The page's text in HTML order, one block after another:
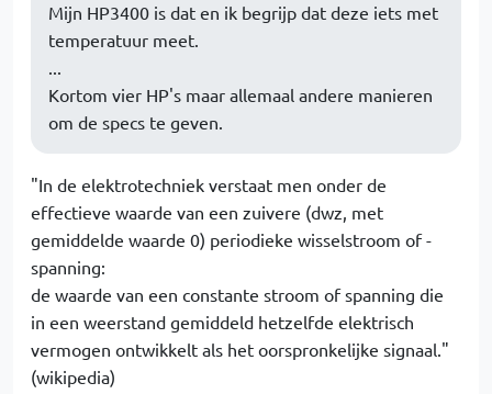
Mijn HP3400 is dat en ik begrijp dat deze iets met
temperatuur meet.
...
Kortom vier HP's maar allemaal andere manieren
om de specs te geven.
"In de elektrotechniek verstaat men onder de
effectieve waarde van een zuivere (dwz, met
gemiddelde waarde 0) periodieke wisselstroom of -
spanning:
de waarde van een constante stroom of spanning die
in een weerstand gemiddeld hetzelfde elektrisch
vermogen ontwikkelt als het oorspronkelijke signaal."
(wikipedia)